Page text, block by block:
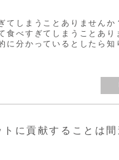
てしまうことありませんか
食べすぎてしまうことあり
に分かっているとしたら知
に貢献することは間